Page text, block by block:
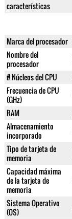
características
Marca del procesador
Nombre del
procesador
# Núcleos del CPU
Frecuencia de CPU
(GHz)
RAM
Almacenamiento
incorporado
Tipo de tarjeta de
memoria
Capacidad máxima
de la tarjeta de
memoria
Sistema Operativo
(OS)